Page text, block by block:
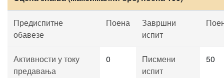
Предиспитне
обавезе
Поена
Завршни
испит
Активности у току
предавања
0
Писмени
испит
50